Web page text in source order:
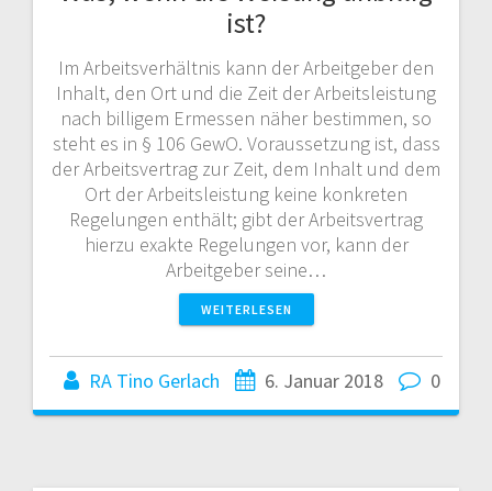
ist?
Im Arbeitsverhältnis kann der Arbeitgeber den
Inhalt, den Ort und die Zeit der Arbeitsleistung
nach billigem Ermessen näher bestimmen, so
steht es in § 106 GewO. Voraussetzung ist, dass
der Arbeitsvertrag zur Zeit, dem Inhalt und dem
Ort der Arbeitsleistung keine konkreten
Regelungen enthält; gibt der Arbeitsvertrag
hierzu exakte Regelungen vor, kann der
Arbeitgeber seine…
WEITERLESEN
RA Tino Gerlach 6. Januar 2018 0